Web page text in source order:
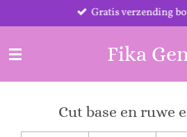
direct
de
Gratis verzending
Fika
Cut base en ruwe